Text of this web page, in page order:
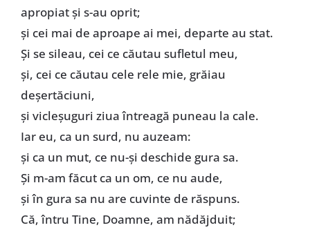
apropiat și s-au oprit;
și cei mai de aproape ai mei, departe au stat.
Și se sileau, cei ce căutau sufletul meu,
și, cei ce căutau cele rele mie, grăiau
deșertăciuni,
și vicleșuguri ziua întreagă puneau la cale.
Iar eu, ca un surd, nu auzeam:
și ca un mut, ce nu-și deschide gura sa.
Și m-am făcut ca un om, ce nu aude,
și în gura sa nu are cuvinte de răspuns.
Că, întru Tine, Doamne, am nădăjduit;